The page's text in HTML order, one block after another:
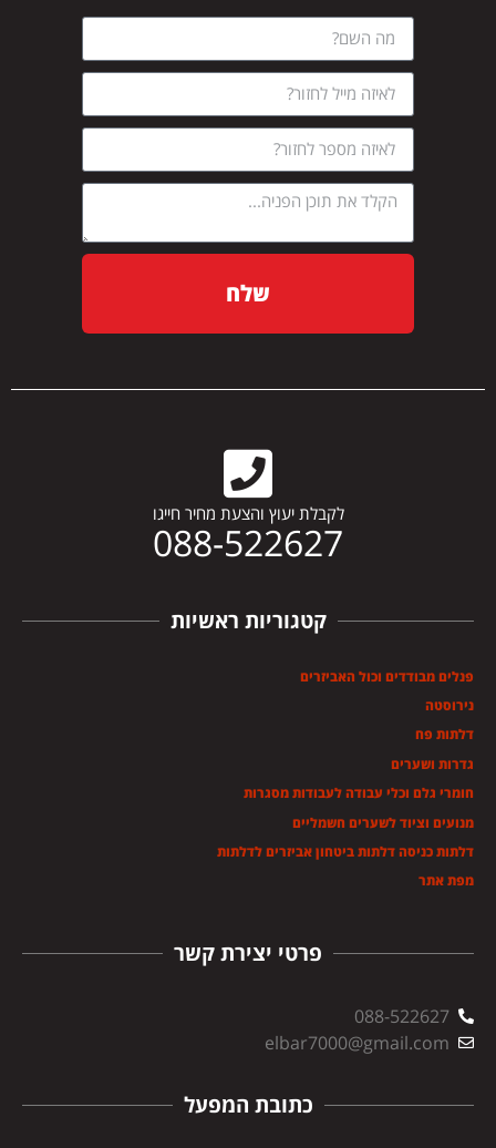
שלח
לקבלת יעוץ והצעת מחיר חייגו
088-522627
פרטי יצירת קשר
088-522627
elbar7000@gmail.com
כתובת המפעל
קטגוריות ראשיות
פנלים מבודדים וכול האביזרים
נירוסטה
דלתות פח
גדרות ושערים
חומרי גלם וכלי עבודה לעבודות מסגרות
מנועים וציוד לשערים חשמליים
דלתות כניסה דלתות ביטחון אביזרים לדלתות
מפת אתר